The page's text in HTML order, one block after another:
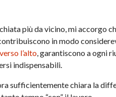
più da vicino, mi accorgo
in modo
l’alto, garantiscono a ogni
indispensabili.
sufficientemente chiara la